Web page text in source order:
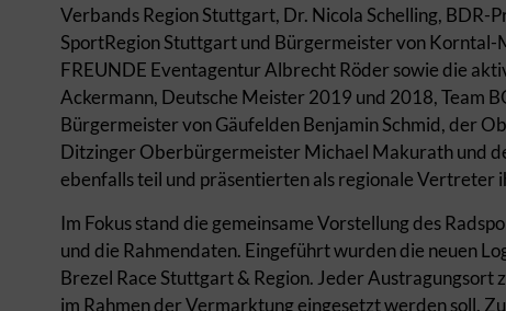
Verbands Region Stuttgart, Dr. Nicola Schelling,
SportRegion Stuttgart und Bürgermeister von
FREUNDE Eventagentur Albrecht Röder sowie die
Ackermann, Deutsche Meister 2019 und 2018, Team
Bürgermeister von Gäufelden Benjamin Schmid, der
Ditzinger Oberbürgermeister Michael Makurath und
ebenfalls teil und präsentierten als regionale Vertreter
Im Fokus stand die gemeinsame Vorstellung des
und die Rahmendaten. Eingeführt wurden die neuen
Brezel Race Stuttgart & Region. Jeder Austragungsort
im Rahmen der Vermarktung eingesetzt werden soll.